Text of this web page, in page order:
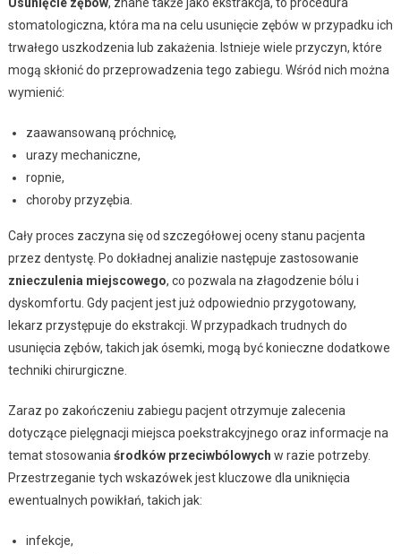
stomatologiczna, która ma na celu usunięcie zębów w przypadku ich
trwałego uszkodzenia lub zakażenia. Istnieje wiele przyczyn, które
mogą skłonić do przeprowadzenia tego zabiegu. Wśród nich można
wymienić:
zaawansowaną próchnicę,
urazy mechaniczne,
ropnie,
choroby przyzębia.
Cały proces zaczyna się od szczegółowej oceny stanu pacjenta
przez dentystę. Po dokładnej analizie następuje zastosowanie
znieczulenia miejscowego, co pozwala na złagodzenie bólu i
dyskomfortu. Gdy pacjent jest już odpowiednio przygotowany,
lekarz przystępuje do ekstrakcji. W przypadkach trudnych do
usunięcia zębów, takich jak ósemki, mogą być konieczne dodatkowe
techniki chirurgiczne.
Zaraz po zakończeniu zabiegu pacjent otrzymuje zalecenia
dotyczące pielęgnacji miejsca poekstrakcyjnego oraz informacje na
temat stosowania środków przeciwbólowych w razie potrzeby.
Przestrzeganie tych wskazówek jest kluczowe dla uniknięcia
ewentualnych powikłań, takich jak:
infekcje,